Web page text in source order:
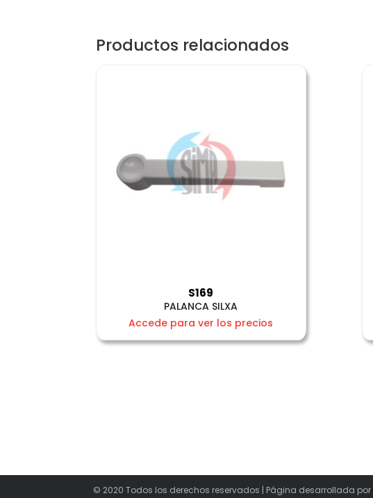
Productos relacionados
S169
PALANCA SILXA
Accede para ver los precios
© 2020 Todos los derechos reservados | Página desarrollada por